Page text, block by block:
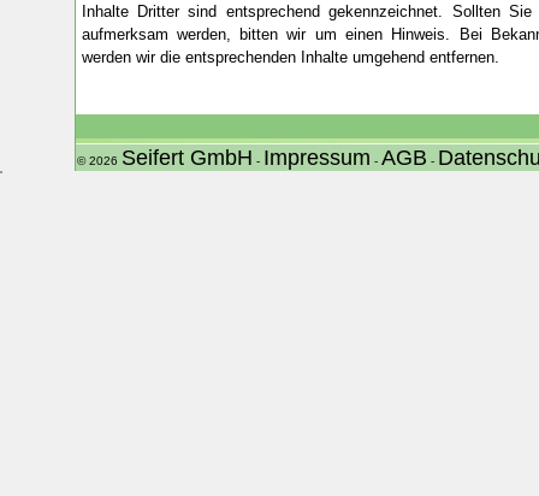
Inhalte Dritter sind entsprechend gekennzeichnet. Sollten Sie
aufmerksam werden, bitten wir um einen Hinweis. Bei
werden wir die entsprechenden Inhalte umgehend entfernen.
© 2026 Seifert GmbH - Impressum - AGB -